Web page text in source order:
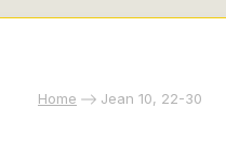
Home Jean 10, 22-30